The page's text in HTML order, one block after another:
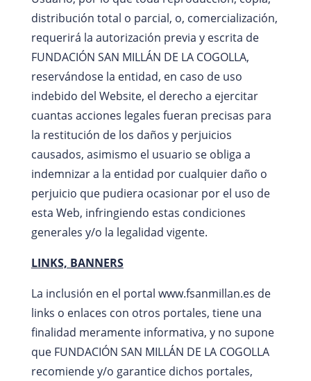
distribución total o parcial, o, comercialización,
requerirá la autorización previa y escrita de
FUNDACIÓN SAN MILLÁN DE LA COGOLLA,
reservándose la entidad, en caso de uso
indebido del Website, el derecho a ejercitar
cuantas acciones legales fueran precisas para
la restitución de los daños y perjuicios
causados, asimismo el usuario se obliga a
indemnizar a la entidad por cualquier daño o
perjuicio que pudiera ocasionar por el uso de
esta Web, infringiendo estas condiciones
generales y/o la legalidad vigente.
LINKS, BANNERS
La inclusión en el portal www.fsanmillan.es de
links o enlaces con otros portales, tiene una
finalidad meramente informativa, y no supone
que FUNDACIÓN SAN MILLÁN DE LA COGOLLA
recomiende y/o garantice dichos portales,